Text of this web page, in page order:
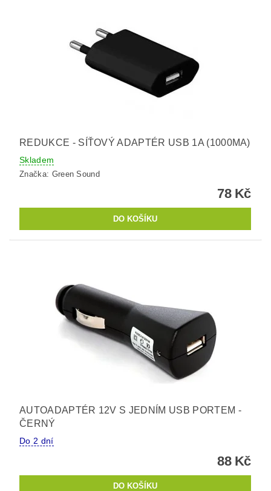
REDUKCE - SÍŤOVÝ ADAPTÉR USB 1A (1000MA)
Skladem
Značka: Green Sound
78 Kč
AUTOADAPTÉR 12V S JEDNÍM USB PORTEM -
ČERNÝ
Do 2 dní
88 Kč